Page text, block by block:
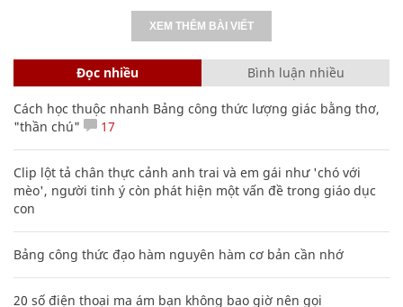
XEM THÊM BÀI VIẾT
Đọc nhiều Bình luận nhiều
Cách học thuộc nhanh Bảng công thức lượng giác bằng thơ,
"thần chú"
17
Clip lột tả chân thực cảnh anh trai và em gái như 'chó với
mèo', người tinh ý còn phát hiện một vấn đề trong giáo dục
con
Bảng công thức đạo hàm nguyên hàm cơ bản cần nhớ
20 số điện thoại ma ám bạn không bao giờ nên gọi